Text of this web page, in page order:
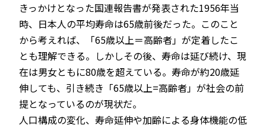
きっかけとなった国連報告書が発表された1956年当
時、日本人の平均寿命は65歳前後だった。このこと
から考えれば、「65歳以上＝高齢者」が定着したこ
とも理解できる。しかしその後、寿命は延び続け、現
在は男女ともに80歳を超えている。寿命が約20歳延
伸しても、引き続き「65歳以上=高齢者」が社会の前
提となっているのが現状だ。
人口構成の変化、寿命延伸や加齢による身体機能の低